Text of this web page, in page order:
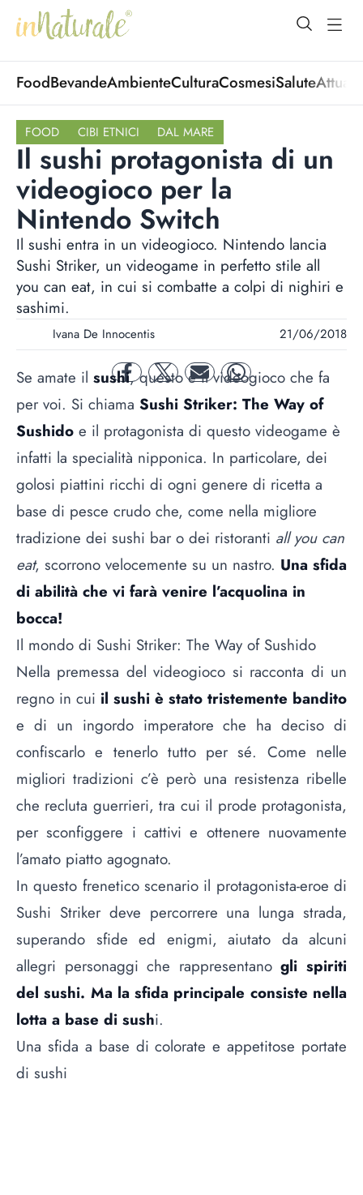
open
FoodBevandeAmbienteCulturaCosmesiSalute
FOOD CIBI ETNICI DAL MARE
Il sushi protagonista di un
videogioco per la
Nintendo Switch
Il sushi entra in un videogioco. Nintendo lancia
Sushi Striker, un videogame in perfetto stile all
you can eat, in cui si combatte a colpi di nighiri e
sashimi.
Ivana De Innocentis 21/06/2018
facebooktwitter mail whatsapp
Se amate il sushi, questo è il videogioco che fa
per voi. Si chiama Sushi Striker: The Way of
Sushido e il protagonista di questo videogame è
infatti la specialità nipponica. In particolare, dei
golosi piattini ricchi di ogni genere di ricetta a
base di pesce crudo che, come nella migliore
tradizione dei sushi bar o dei ristoranti all you can
eat, scorrono velocemente su un nastro. Una sfida
di abilità che vi farà venire l’acquolina in
bocca!
Il mondo di Sushi Striker: The Way of Sushido
Nella premessa del videogioco si racconta di un
regno in cui il sushi è stato tristemente bandito
e di un ingordo imperatore che ha deciso di
confiscarlo e tenerlo tutto per sé. Come nelle
migliori tradizioni c’è però una resistenza ribelle
che recluta guerrieri, tra cui il prode protagonista,
per sconfiggere i cattivi e ottenere nuovamente
l’amato piatto agognato.
In questo frenetico scenario il protagonista-eroe di
Sushi Striker deve percorrere una lunga strada,
superando sfide ed enigmi, aiutato da alcuni
allegri personaggi che rappresentanogli spiriti
del sushi. Ma la sfida principale consiste nella
lotta a base di sushi.
Una sfida a base di colorate e appetitose portate
di sushi